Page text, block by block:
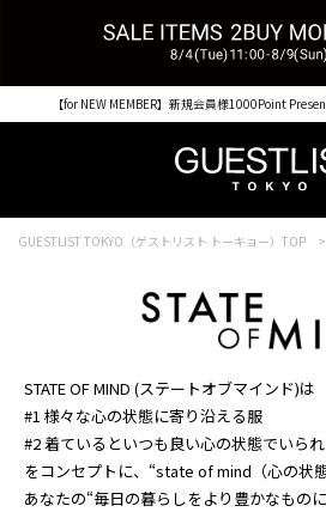
【for NEW MEMBER】新規会員様1000Point
GUESTLIST TOKYO（ゲストリスト トーキョー）TOP
STATE OF MIND (ステートオブマインド)は
#1 様々な心の状態に寄り沿える服
#2 着ているといつも良い心の状態でいら
をコンセプトに、“state of mind（心の状
あなたの“毎日の暮らしをより豊かなもの